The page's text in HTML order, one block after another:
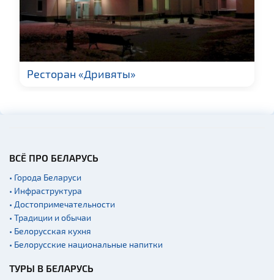
Производства
Военная история
Новости
Озера и водоемы
Синагоги
Кирхи
Театры
Концертные залы
Начало и окончание
экскурсий: г. Минск
Аэропорты
Ресторан «Дривяты»
ВСЁ ПРО БЕЛАРУСЬ
• Города Беларуси
• Инфраструктура
• Достопримечательности
• Традиции и обычаи
• Белорусская кухня
• Белорусские национальные напитки
ТУРЫ В БЕЛАРУСЬ